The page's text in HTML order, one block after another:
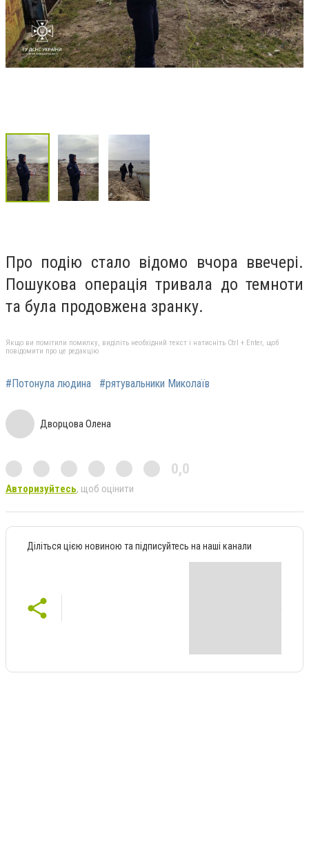
Про подію стало відомо вчора ввечері.
Пошукова операція тривала до темноти
та була продовжена зранку.
Якщо ви помітили помилку, виділіть необхідний текст і натисніть Ctrl + Enter, щоб
повідомити про це редакцію
#Потонула людина #рятувальники Миколаїв
Дворцова Олена
0,0
Авторизуйтесь, щоб оцінити
Діліться цією новиною та підписуйтесь на наші канали